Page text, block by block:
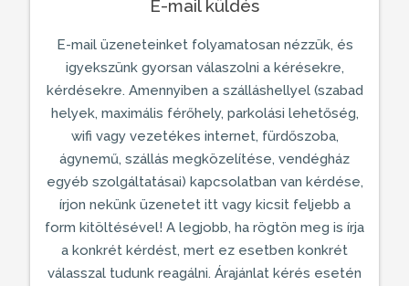
E-mail küldés
E-mail üzeneteinket folyamatosan nézzük, és
igyekszünk gyorsan válaszolni a kérésekre,
kérdésekre. Amennyiben a szálláshellyel(szabad
helyek, maximális férőhely, parkolási lehetőség,
wifi vagy vezetékes internet, fürdőszoba,
ágynemű, szállás megközelítése, vendégház
egyéb szolgáltatásai) kapcsolatban van kérdése,
írjon nekünk üzenetet itt vagy kicsit feljebb a
form kitöltésével! A legjobb, ha rögtön meg is írja
a konkrét kérdést, mert ez esetben konkrét
válasszal tudunk reagálni. Árajánlat kérés esetén